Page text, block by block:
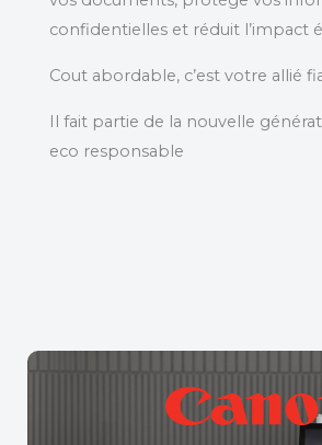
confidentielles et réduit l’impact
Cout abordable, c’est votre allié
Il fait partie de la nouvelle
eco responsable